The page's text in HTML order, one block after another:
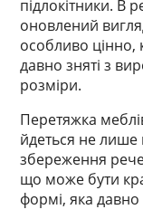
підлокітники. В
оновлений
особливо цінно,
давно зняті з
розміри.
Перетяжка
йдеться не
збереження
що може бути
формі, яка